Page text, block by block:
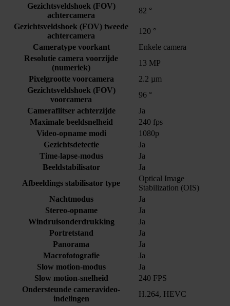
Gezichtsveldshoek (FOV)
achtercamera
82 °
Gezichtsveldshoek (FOV) tweede
achtercamera
120 °
Cameratype voorkant
Enkele camera
Resolutie camera voorzijde
(numeriek)
13 MP
Pixelgrootte voorcamera
2.2 µm
Gezichtsveldshoek (FOV)
voorcamera
96 °
Cameraflitser achterzijde
Ja
Maximale beeldsnelheid
240 fps
Video-opname modi
1080p
Gezichtsdetectie
Ja
Time-lapse-modus
Ja
Beeldstabilisator
Ja
Afbeeldings stabilisator type
Optical Image
Stabilization (OIS)
Nachtmodus
Ja
Stereo-opname
Ja
Windruisonderdrukking
Ja
Portretstand
Ja
Panorama
Ja
Macrofotografie
Ja
Slow motion-modus
Ja
Slow motion-snelheid
240 FPS
Ondersteunde cameravideo-
indelingen
H.264, HEVC